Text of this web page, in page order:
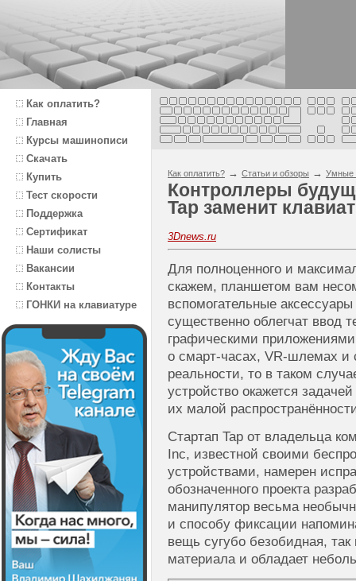
Как оплатить?
Главная
Курсы машинописи
Скачать
Купить
Тест скорости
Поддержка
Сертификат
Наши солисты
Вакансии
Контакты
ГОНКИ на клавиатуре
Как оплатить? → Статьи и обзоры → Умные
Контроллеры
Tap заменит
3Dnews.ru
Для полноценного и
скажем, планшетом вам
вспомогательные
существенно облегчат ввод
графическими
о смарт-часах, VR-шлемах и
реальности, то в таком
устройство окажется
их малой
Стартап Tap от владельца
Inc, известной своими
устройствами, намерен
обозначенного проекта
манипулятор весьма
и способу фиксации
вещь сугубо безобидная, так
материала и обладает